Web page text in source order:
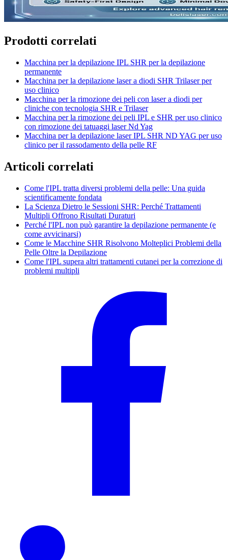
Prodotti correlati
Macchina per la depilazione IPL SHR per la depilazione
permanente
Macchina per la depilazione laser a diodi SHR Trilaser per
uso clinico
Macchina per la rimozione dei peli con laser a diodi per
cliniche con tecnologia SHR e Trilaser
Macchina per la rimozione dei peli IPL e SHR per uso clinico
con rimozione dei tatuaggi laser Nd Yag
Macchina per la depilazione laser IPL SHR ND YAG per uso
clinico per il rassodamento della pelle RF
Articoli correlati
Come l'IPL tratta diversi problemi della pelle: Una guida
scientificamente fondata
La Scienza Dietro le Sessioni SHR: Perché Trattamenti
Multipli Offrono Risultati Duraturi
Perché l'IPL non può garantire la depilazione permanente (e
come avvicinarsi)
Come le Macchine SHR Risolvono Molteplici Problemi della
Pelle Oltre la Depilazione
Come l'IPL supera altri trattamenti cutanei per la correzione di
problemi multipli